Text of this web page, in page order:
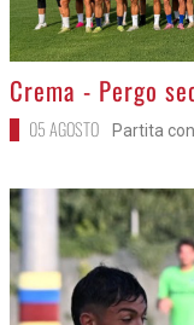
>
Crema - Pergo
05 AGOSTO Partita